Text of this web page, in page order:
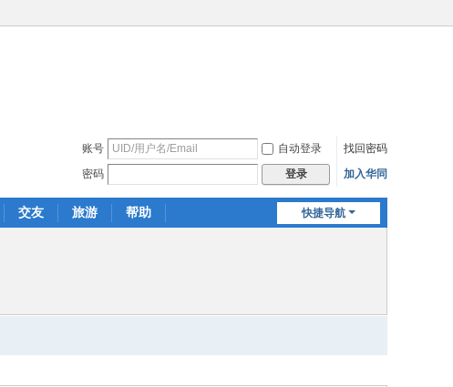
账号 自动登录
找回密码
密码
登录 加入华同
快捷导航
交友 旅游 帮助